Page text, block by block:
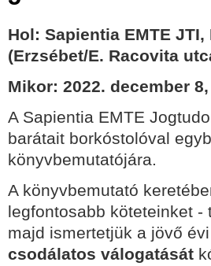
Hol: Sapientia EMTE
(Erzsébet/E. Racovita
Mikor: 2022. december
A Sapientia EMTE
barátait borkóstolóval
könyvbemutatójára.
A könyvbemutató
legfontosabb köteteinket
majd ismertetjük a jövő
csodálatos válogatását